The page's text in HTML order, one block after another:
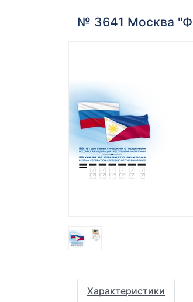
№ 3641 Москва
Характеристики